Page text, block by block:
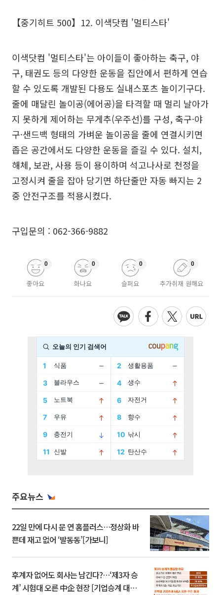
【중기히트 500】12. 이색닷컴 '멀티스타'
이색닷컴 '멀티스타'는 아이들이 좋아하는 축구, 야
구, 태권도 등의 다양한 운동을 집안에서 편하게 연습
할 수 있도록 개발된 다용도 실내스포츠 놀이기구다.
줄에 매달린 놀이공(에어공)을 타격할 때 멀리 날아가
지 못하게 제어하는 무게추(우주선)를 구성, 축구·야
구·샌드백 형태의 가벼운 놀이공을 줄에 연결시키면
좁은 공간에서도 다양한 운동을 즐길 수 있다. 설치,
해체, 보관, 사용 등이 용이하며 석고나사로 천정을
고정시켜 줄을 잡아 당기면 하단줄만 자동 빠지는 2
중 안전구조를 적용시켰다.
구입문의 : 062-366-9882
좋아요
0
화나요
0
슬퍼요
0
추가취재 원해요
0
주요뉴스
22일 만에 다시 문 연 홈플러스…정상화 바
쁜데 재고 없어 ‘발동동’[가보니]
후계자 없어도 회사는 남긴다?…‘제3자 승
계’ 시험대 오른 中企 현장 [기업승계 대전